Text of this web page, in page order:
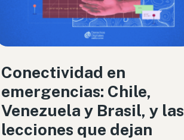
Conectividad en
emergencias: Chile,
Venezuela y Brasil, y las
lecciones que dejan